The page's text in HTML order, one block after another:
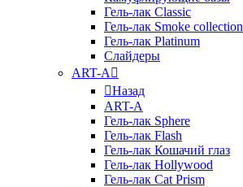
Гель-лак Classic
Гель-лак Smoke collection
Гель-лак Platinum
Слайдеры
ART-A
Назад
ART-A
Гель-лак Sphere
Гель-лак Flash
Гель-лак Кошачий глаз
Гель-лак Hollywood
Гель-лак Cat Prism